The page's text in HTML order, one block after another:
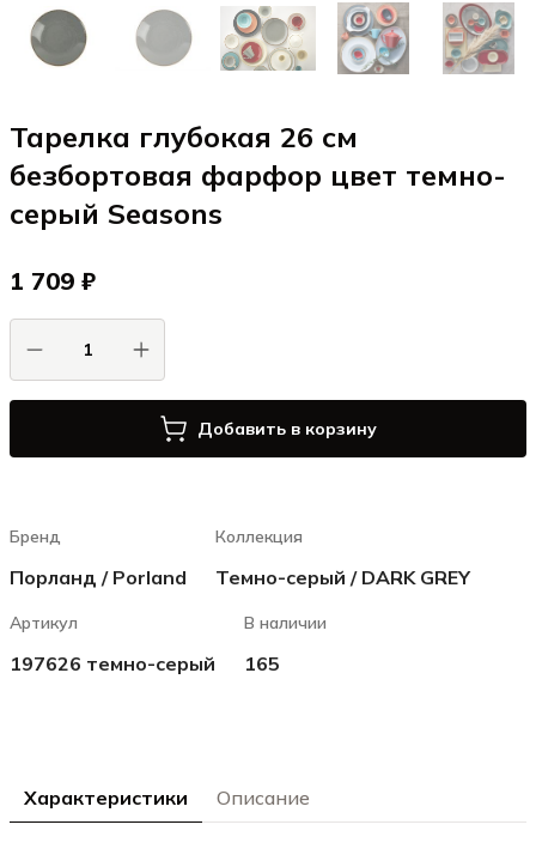
Тарелка глубокая 26 см
безбортовая фарфор цвет темно-
серый Seasons
1 709 ₽
Добавить в корзину
Бренд
Порланд / Porland
Коллекция
Темно-серый / DARK GREY
Артикул
197626 темно-серый
В наличии
165
Характеристики Описание